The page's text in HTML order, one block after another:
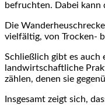
befruchten. Dabei ⁣kann
Die
vielfältig, von Trocken-
Schließlich gibt es auch
landwirtschaftliche
zählen, denen sie
Insgesamt zeigt ​sich,